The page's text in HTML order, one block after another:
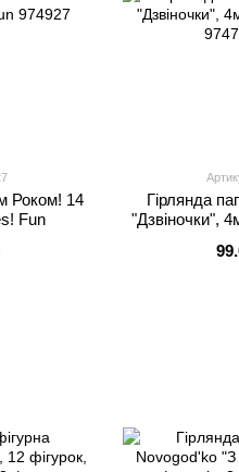
Роком! 14
Fun
Гірлянда
"Дзвіночки",